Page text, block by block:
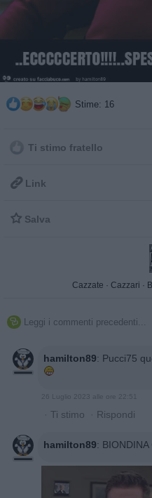
Stime: 16
Ti stimo fratello
 Link
 Salva
Cazzate · Cazzari ·
 Leggi i commenti precedenti...
hamilton89: Pucci75
· Ti stimo · Rispondi
hamilton89: